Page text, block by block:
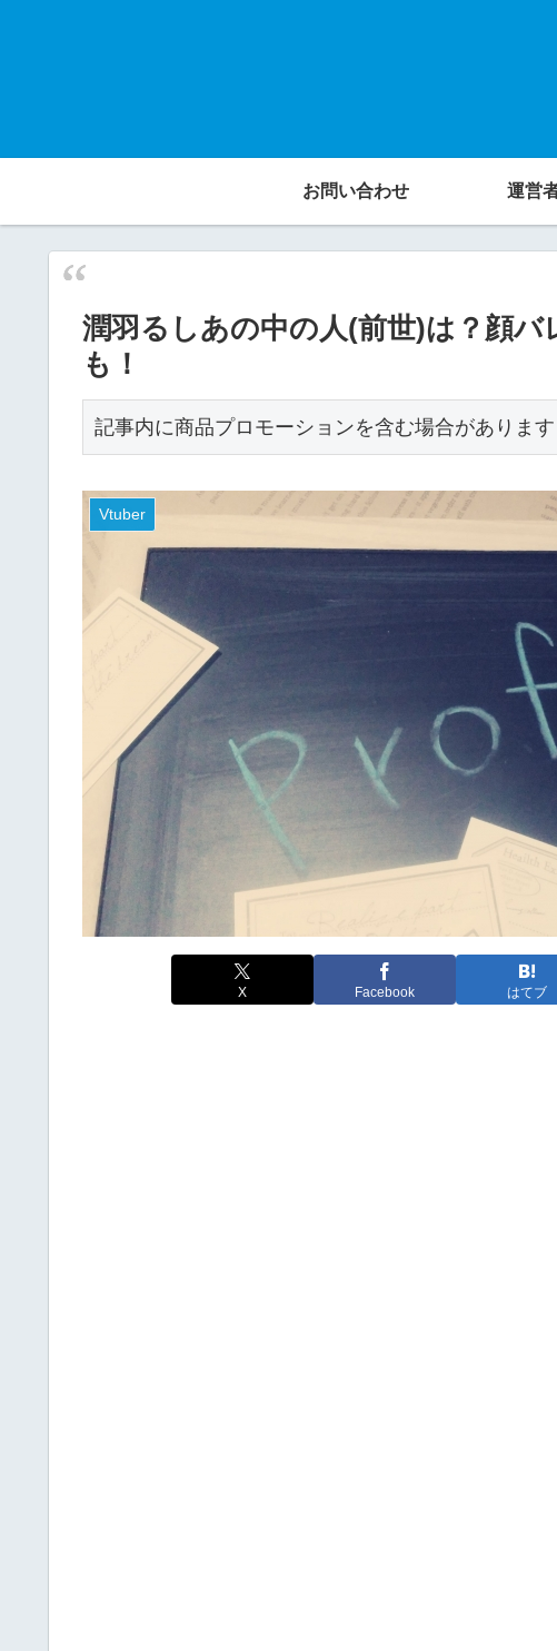
お問い合わせ 運営
潤羽るしあの中の人(前世)は？顔
も！
記事内に商品プロモーションを含む場合があります
Vtuber
X Facebook はてブ